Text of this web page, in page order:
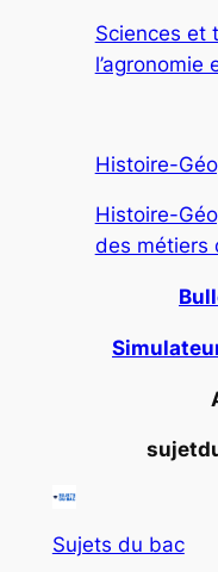
Sciences et
l’agronomie
Histoire-
Histoire-
des métiers
Sujets du bac